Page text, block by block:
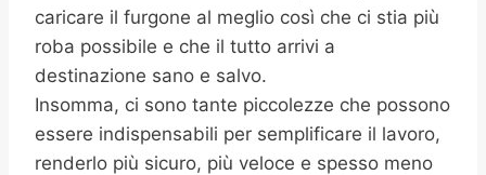
caricare il furgone al meglio così che ci stia più
roba possibile e che il tutto arrivi a
destinazione sano e salvo.
Insomma, ci sono tante piccolezze che possono
essere indispensabili per semplificare il lavoro,
renderlo più sicuro, più veloce e spesso meno